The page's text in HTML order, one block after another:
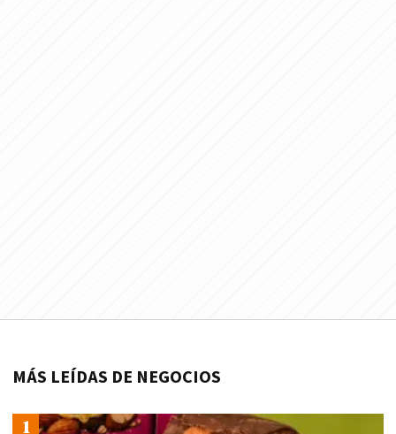
MÁS LEÍDAS DE NEGOCIOS